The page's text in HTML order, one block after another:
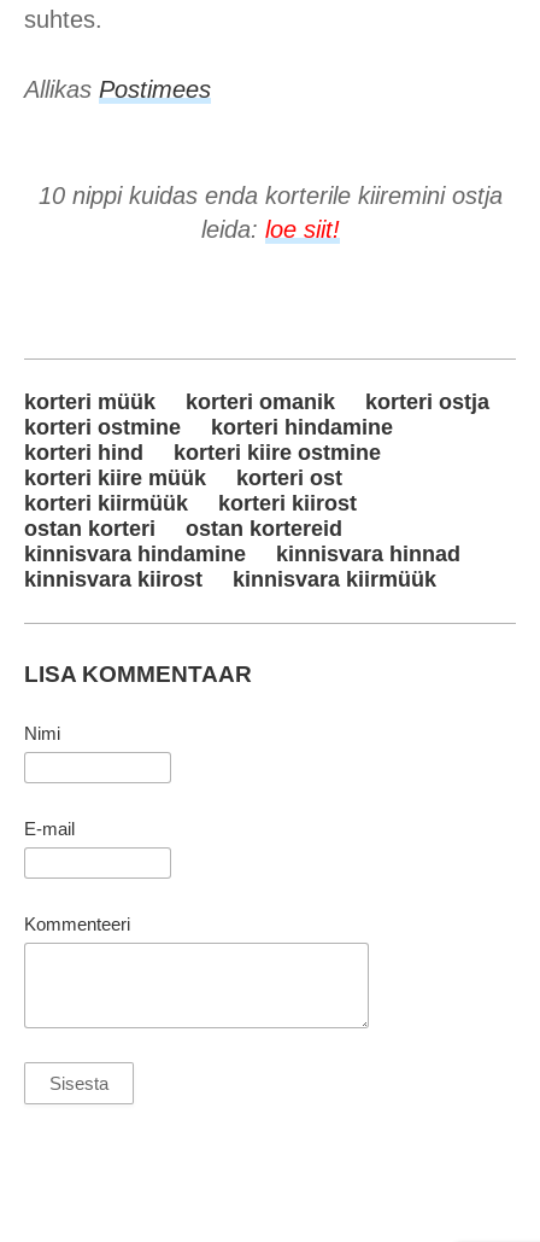
suhtes.
Allikas Postimees
10 nippi kuidas enda korterile kiiremini ostja
leida: loe siit!
korteri müük korteri omanik
korteri ostja
korteri ostmine
korteri hindamine
korteri hind
korteri kiire ostmine
korteri kiire müük
korteri ost
korteri kiirmüük
korteri kiirost
ostan korteri
ostan kortereid
kinnisvara hindamine
kinnisvara hinnad
kinnisvara kiirost
kinnisvara kiirmüük
LISA KOMMENTAAR
Nimi
E-mail
Kommenteeri